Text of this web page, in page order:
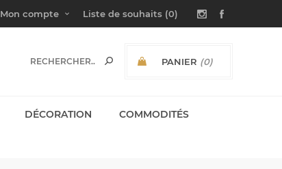
Mon compte Liste de souhaits (0)
PANIER (0)
DÉCORATION COMMODITÉS